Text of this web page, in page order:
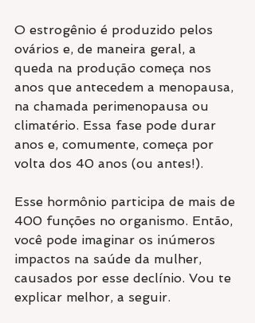
O estrogênio é produzido pelos
ovários e, de maneira geral, a
queda na produção começa nos
anos que antecedem a menopausa,
na chamada perimenopausa ou
climatério. Essa fase pode durar
anos e, comumente, começa por
volta dos 40 anos (ou antes!).
Esse hormônio participa de mais de
400 funções no organismo. Então,
você pode imaginar os inúmeros
impactos na saúde da mulher,
causados por esse declínio. Vou te
explicar melhor, a seguir.